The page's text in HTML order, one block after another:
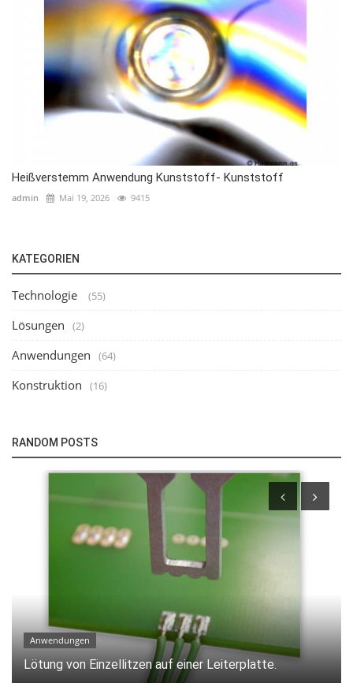
Heißverstemm Anwendung Kunststoff- Kunststoff
admin Mai 19, 2026 9415
KATEGORIEN
Technologie (55)
Lösungen (2)
Anwendungen (64)
Konstruktion (16)
RANDOM POSTS
Handgeführtes Heißverstemmsystem: Flexible und
effiziente Lösung für manuelle...